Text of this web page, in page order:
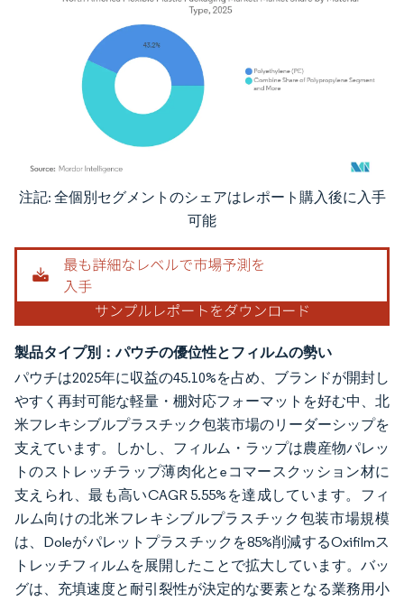
画像 © Mordor Intelligence。再利用にはCC BY 4.0の表示が必要です。
注記: 全個別セグメントのシェアはレポート購入後に入手
可能
製品タイプ別：パウチの優位性とフィルムの勢い
パウチは2025年に収益の45.10%を占め、ブランドが開封し
やすく再封可能な軽量・棚対応フォーマットを好む中、北
米フレキシブルプラスチック包装市場のリーダーシップを
支えています。しかし、フィルム・ラップは農産物パレッ
トのストレッチラップ薄肉化とeコマースクッション材に
支えられ、最も高いCAGR 5.55%を達成しています。フィ
ルム向けの北米フレキシブルプラスチック包装市場規模
は、Doleがパレットプラスチックを85%削減するOxifilmス
トレッチフィルムを展開したことで拡大しています。バッ
グは、充填速度と耐引裂性が決定的な要素となる業務用小